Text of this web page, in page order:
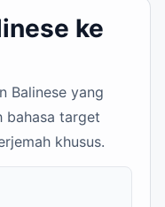
ke
Balinese yang
bahasa target
khusus.